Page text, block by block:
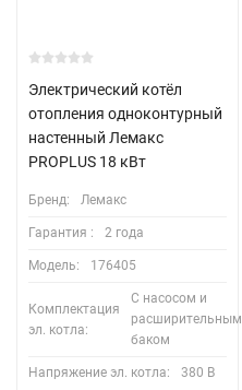
Электрический котёл
отопления одноконтурный
настенный Лемакс
PROPLUS 18 кВт
Бренд: Лемакс
Гарантия : 2 года
Модель: 176405
Комплектация
эл. котла:
С насосом и
расширительным
баком
Напряжение эл. котла: 380 В